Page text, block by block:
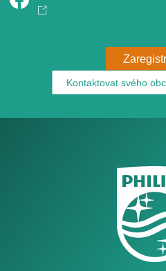
Kontaktovat svého